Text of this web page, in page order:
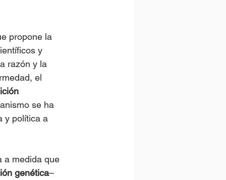
propone la
y
razón y la
el
se ha
y política a
a medida que
genética–